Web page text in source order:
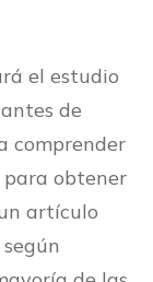
el estudio
de
comprender
obtener
artículo